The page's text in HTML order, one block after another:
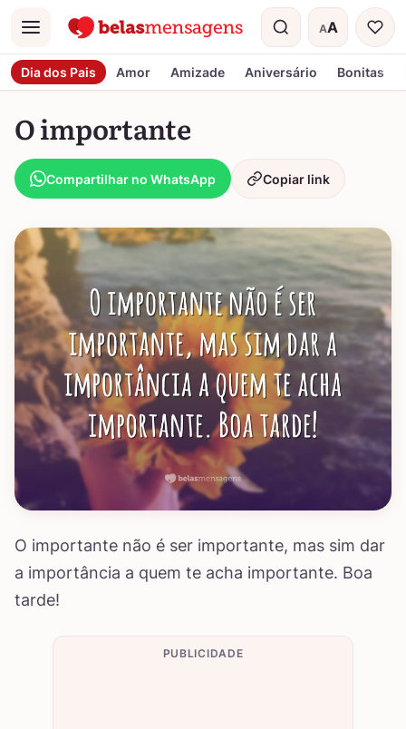
Menu AA
Tamanho do
Dia dos Pais Amor Amizade Aniversário Bonitas
O importante
Compartilhar no WhatsApp Copiar link
O importante não é ser importante, mas sim dar
a importância a quem te acha importante. Boa
tarde!
PUBLICIDADE